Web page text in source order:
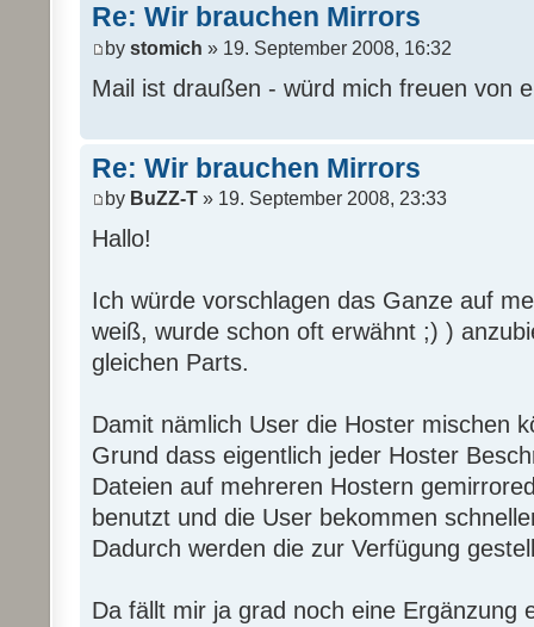
Re: Wir brauchen Mirrors
by stomich » 19. September 2008, 16:32
Mail ist draußen - würd mich freuen von
Re: Wir brauchen Mirrors
by BuZZ-T » 19. September 2008, 23:33
Hallo!
Ich würde vorschlagen das Ganze auf
weiß, wurde schon oft erwähnt ;) )
gleichen Parts.
Damit nämlich User die Hoster mischen
Grund dass eigentlich jeder Hoster
Dateien auf mehreren Hostern
benutzt und die User bekommen
Dadurch werden die zur Verfügung
Da fällt mir ja grad noch eine Ergänzung